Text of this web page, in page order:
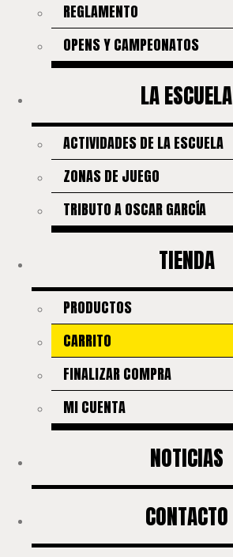
REGLAMENTO
OPENS Y CAMPEONATOS
LA ESCUELA
ACTIVIDADES DE LA ESCUELA
ZONAS DE JUEGO
TRIBUTO A OSCAR GARCÍA
TIENDA
PRODUCTOS
CARRITO
FINALIZAR COMPRA
MI CUENTA
NOTICIAS
CONTACTO